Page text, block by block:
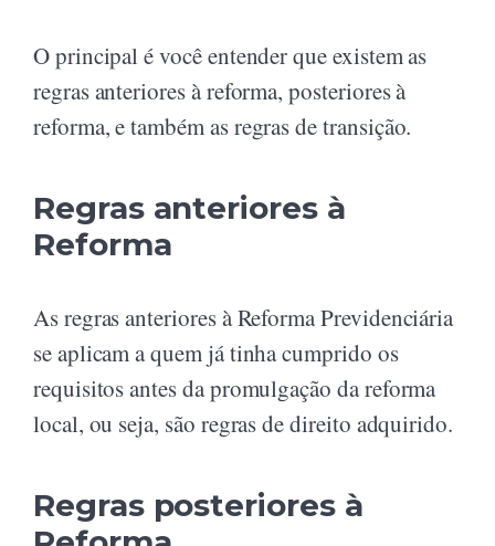
O principal é você entender que existem as
regras anteriores à reforma, posteriores à
reforma, e também as regras de transição.
Regras anteriores à
Reforma
As regras anteriores à Reforma Previdenciária
se aplicam a quem já tinha cumprido os
requisitos antes da promulgação da reforma
local, ou seja, são regras de direito adquirido.
Regras posteriores à